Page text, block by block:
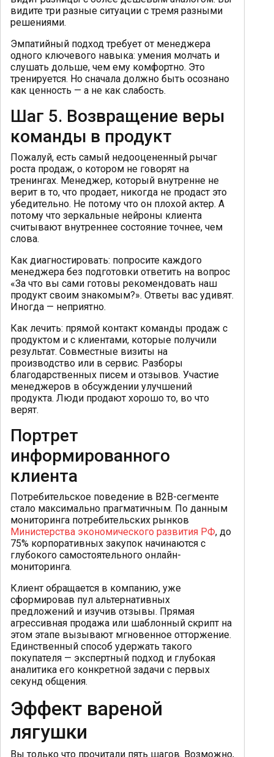
видите три разные ситуации с тремя разными
решениями.
Эмпатийный подход требует от менеджера
одного ключевого навыка: умения молчать и
слушать дольше, чем ему комфортно. Это
тренируется. Но сначала должно быть осознано
как ценность — а не как слабость.
Шаг 5. Возвращение веры
команды в продукт
Пожалуй, есть самый недооцененный рычаг
роста продаж, о котором не говорят на
тренингах. Менеджер, который внутренне не
верит в то, что продает, никогда не продаст это
убедительно. Не потому что он плохой актер. А
потому что зеркальные нейроны клиента
считывают внутреннее состояние точнее, чем
слова.
Как диагностировать: попросите каждого
менеджера без подготовки ответить на вопрос
«За что вы сами готовы рекомендовать наш
продукт своим знакомым?». Ответы вас удивят.
Иногда — неприятно.
Как лечить: прямой контакт команды продаж с
продуктом и с клиентами, которые получили
результат. Совместные визиты на
производство или в сервис. Разборы
благодарственных писем и отзывов. Участие
менеджеров в обсуждении улучшений
продукта. Люди продают хорошо то, во что
верят.
Портрет
информированного
клиента
Потребительское поведение в B2B-сегменте
стало максимально прагматичным. По данным
мониторинга потребительских рынков
Министерства экономического развития РФ, до
75% корпоративных закупок начинаются с
глубокого самостоятельного онлайн-
мониторинга.
Клиент обращается в компанию, уже
сформировав пул альтернативных
предложений и изучив отзывы. Прямая
агрессивная продажа или шаблонный скрипт на
этом этапе вызывают мгновенное отторжение.
Единственный способ удержать такого
покупателя — экспертный подход и глубокая
аналитика его конкретной задачи с первых
секунд общения.
Эффект вареной
лягушки
Вы только что прочитали пять шагов. Возможно,